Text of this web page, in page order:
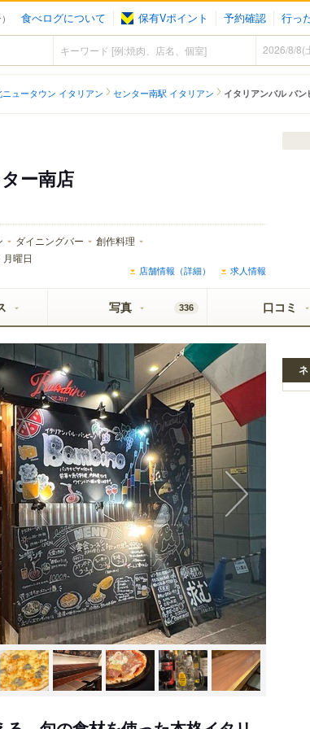
食べログについて 保有Vポイント 予約確認 行っ
ニュータウン イタリアン センター南駅 イタリアン イタリアンバル バ
ー南店
ダイニングバー 創作料理
月曜日
店舗情報（詳細） 求人情報
写真 336 口コミ